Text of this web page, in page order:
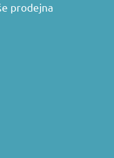
prodejna